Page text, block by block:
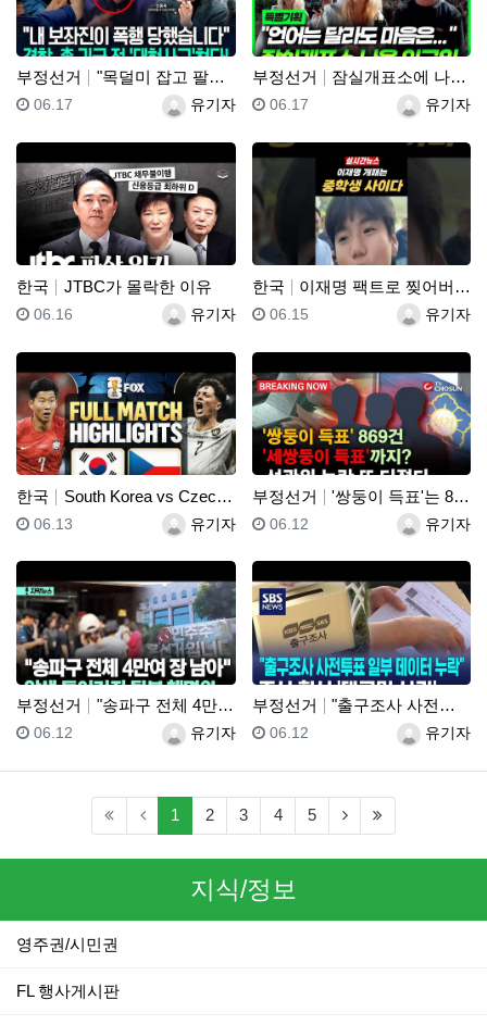
부정선거 "목덜미 잡고 팔목 비틀었다!"…"경찰, 민노총엔 아무…
등록자유기자
등록일
06.17
부정선거 잠실개표소에 나온 외국인
등록자유기자
등록일
06.17
한국 JTBC가 몰락한 이유
등록자유기자
등록일
06.16
한국 이재명 팩트로 찢어버리는 중학생
등록자유기자
등록일
06.15
한국 South Korea vs Czechia Highlig…
등록자유기자
등록일
06.13
부정선거 '쌍둥이 득표'는 869건!! "세쌍둥이 득표"?! 선…
등록자유기자
등록일
06.12
부정선거 "송파구 전체 4만여 장 남아" 압색 들어가자 뒷북 해…
등록자유기자
등록일
06.12
부정선거 "출구조사 사전투표 일부 데이터 누락"..조사 회사 '…
등록자유기자
등록일
06.12
1 (current)
2 3 4 5 (next)
지식/정보
영주권/시민권
FL 행사게시판